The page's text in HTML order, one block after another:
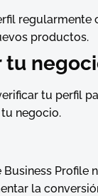
regularmente
productos.
tu
tu perfil
negocio.
Profile
la